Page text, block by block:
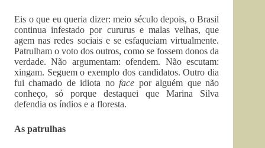
Eis o que eu queria dizer: meio século depois, o Brasil
continua infestado por cururus e malas velhas, que
agem nas redes sociais e se esfaqueiam virtualmente.
Patrulham o voto dos outros, como se fossem donos da
verdade. Não argumentam: ofendem. Não escutam:
xingam. Seguem o exemplo dos candidatos. Outro dia
fui chamado de idiota noface por alguém que não
conheço, só porque destaquei que Marina Silva
defendia os índios e a floresta.
As patrulhas